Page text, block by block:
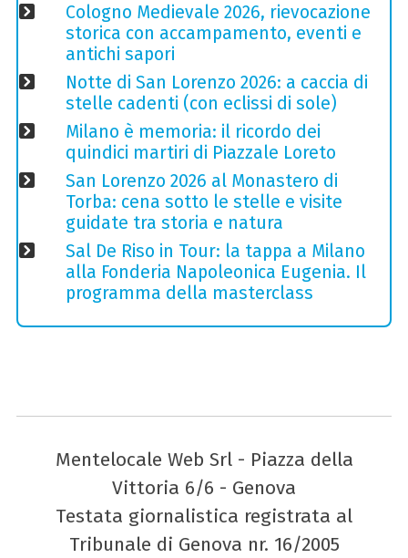
Cologno Medievale 2026, rievocazione
storica con accampamento, eventi e
antichi sapori
Notte di San Lorenzo 2026: a caccia di
stelle cadenti (con eclissi di sole)
Milano è memoria: il ricordo dei
quindici martiri di Piazzale Loreto
San Lorenzo 2026 al Monastero di
Torba: cena sotto le stelle e visite
guidate tra storia e natura
Sal De Riso in Tour: la tappa a Milano
alla Fonderia Napoleonica Eugenia. Il
programma della masterclass
Mentelocale Web Srl - Piazza della
Vittoria 6/6 - Genova
Testata giornalistica registrata al
Tribunale di Genova nr. 16/2005